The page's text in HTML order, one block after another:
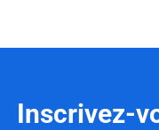
Inscrivez-